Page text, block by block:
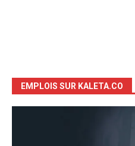
EMPLOIS SUR KALETA.CO